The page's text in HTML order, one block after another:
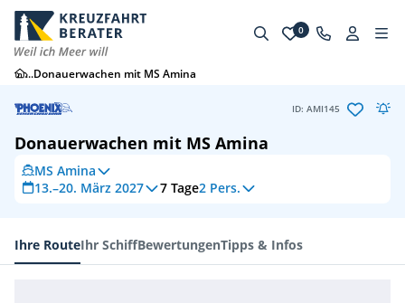
0
...Donauerwachen mit MS Amina
ID: AMI145
Donauerwachen mit MS Amina
MS Amina
13.–20. März 2027
7 Tage2 Pers.
Ihre RouteIhr SchiffBewertungenTipps & Infos